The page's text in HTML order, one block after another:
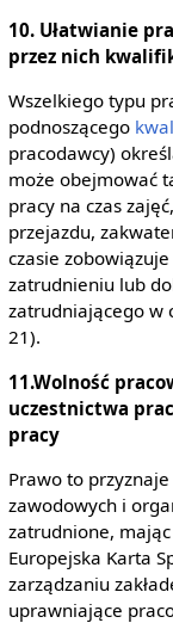
10. Ułatwianie
przez nich
Wszelkiego typu
podnoszącego
pracodawcy)
może obejmować
pracy na czas
przejazdu,
czasie
zatrudnieniu lub
zatrudniającego w
21).
11.Wolność
uczestnictwa
pracy
Prawo to
zawodowych i
zatrudnione,
Europejska Karta
zarządzaniu
uprawniające